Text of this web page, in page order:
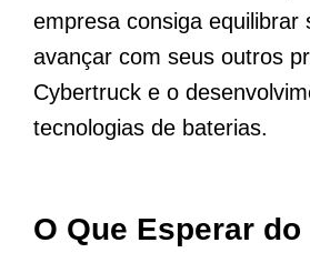
empresa consiga equilibrar
avançar com seus outros
Cybertruck e o
tecnologias de baterias.
O Que Esperar do